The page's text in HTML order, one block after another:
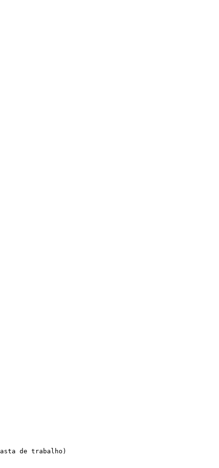
de trabalho)